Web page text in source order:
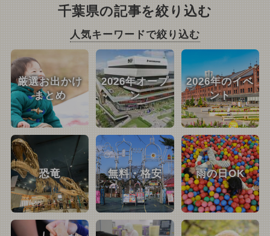
千葉県の記事を絞り込む
人気キーワードで絞り込む
厳選お出かけ
まとめ
2026年オープ
ン
2026年のイベ
ント
恐竜 無料・格安 雨の日OK